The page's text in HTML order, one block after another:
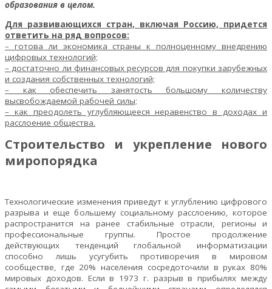
образования в целом.
Для развивающихся стран, включая Россию, придется
ответить на ряд вопросов:
– готова ли экономика страны к полноценному внедрению
цифровых технологий;
– достаточно ли финансовых ресурсов для покупки зарубежных
и создания собственных технологий;
– как обеспечить занятость большому количеству
высвобождаемой рабочей силы;
– как преодолеть углубляющееся неравенство в доходах и
расслоение общества.
Строительство и укрепление нового
миропорядка
Технологические изменения приведут к углублению цифрового
разрыва и еще большему социальному расслоению, которое
распространится на ранее стабильные отрасли, регионы и
профессиональные группы. Простое продолжение
действующих тенденций глобальной информатизации
способно лишь усугубить противоречия в мировом
сообществе, где 20% населения сосредоточили в руках 80%
мировых доходов. Если в 1973 г. разрыв в прибылях между